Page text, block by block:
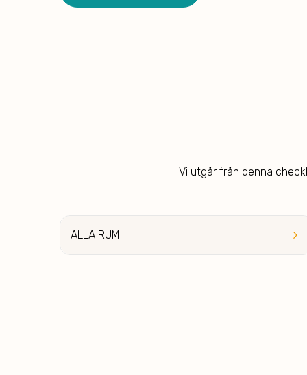
Vi utgår från denna
keyboard_arrow_right
ALLA RUM